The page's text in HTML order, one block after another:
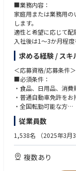
■業務内容：
家庭用または業務用
します。
適性と希望に応じて配
入社後は1～3か月程
サポート致します。
【家庭用営業】
スーパーマーケットや
・新商品のご案内、販
・イベントやキャンペ
・店舗の陳列やPOP
えるやりがいのある業
お客様からの信頼を得
あるため達成感も得ら
【業務用営業】
求める経験 / スキ
＜応募資格/応募条件＞
■必須条件：
・食品、日用品、消
・普通自動車免許をお
・全国転勤可能な方
■求める人物像
・なにごとにも果敢に
・周囲との信頼関係
・営業活動において
従業員数
1,538名 （2025年3月
複数あり